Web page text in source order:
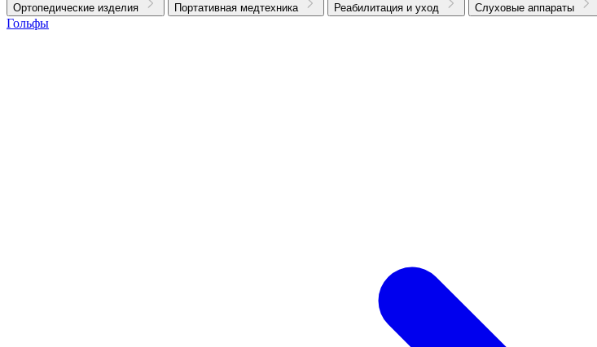
Ортопедические изделия
Портативная медтехника Реабилитация и уход Слуховые аппараты
Гольфы